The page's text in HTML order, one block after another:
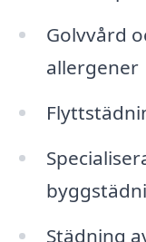
Golvvård
allergener
Städning